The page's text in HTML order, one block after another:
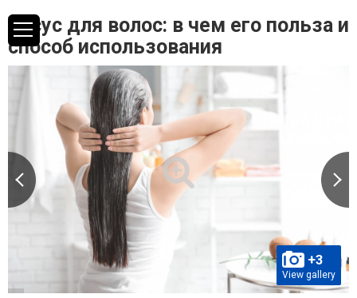
Уксус для волос: в чем его польза и
способ использования
+3
View gallery